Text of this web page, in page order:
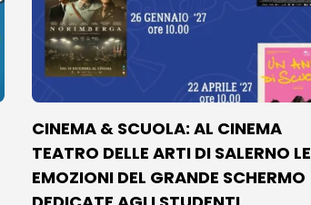
CINEMA & SCUOLA: AL CINEMA
TEATRO DELLE ARTI DI SALERNO LE
EMOZIONI DEL GRANDE SCHERMO